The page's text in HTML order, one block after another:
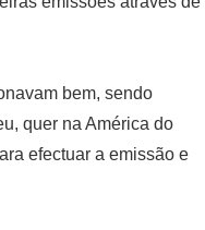
bem, sendo
quer na América do
efectuar a emissão e